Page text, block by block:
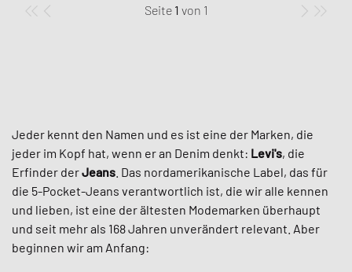
Seite 1 von 1
Jeder kennt den Namen und es ist eine der Marken, die
jeder im Kopf hat, wenn er an Denim denkt: Levi's, die
Erfinder derJeans . Das nordamerikanische Label, das für
die 5-Pocket-Jeans verantwortlich ist, die wir alle kennen
und lieben, ist eine der ältesten Modemarken überhaupt
und seit mehr als 168 Jahren unverändert relevant. Aber
beginnen wir am Anfang: